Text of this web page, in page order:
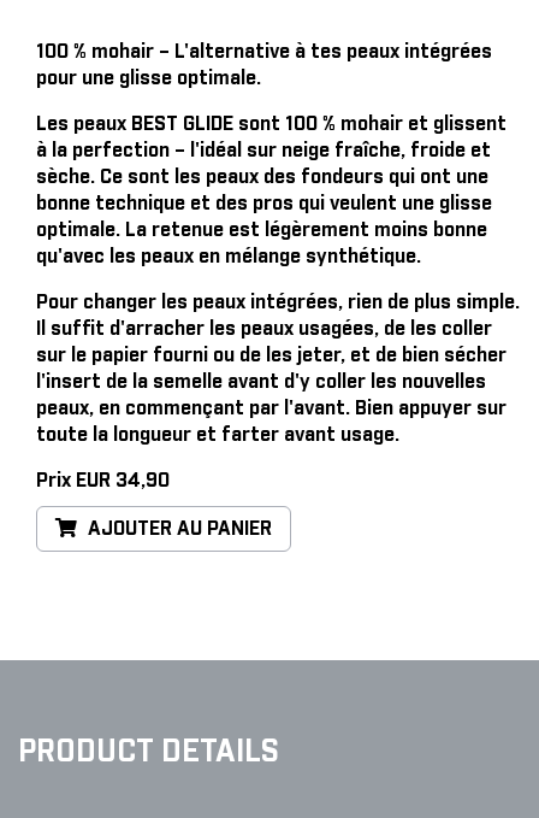
100 % mohair – L'alternative à tes peaux intégrées
pour une glisse optimale.
Les peaux BEST GLIDE sont 100 % mohair et glissent
à la perfection – l'idéal sur neige fraîche, froide et
sèche. Ce sont les peaux des fondeurs qui ont une
bonne technique et des pros qui veulent une glisse
optimale. La retenue est légèrement moins bonne
qu'avec les peaux en mélange synthétique.
Pour changer les peaux intégrées, rien de plus simple.
Il suffit d'arracher les peaux usagées, de les coller
sur le papier fourni ou de les jeter, et de bien sécher
l'insert de la semelle avant d'y coller les nouvelles
peaux, en commençant par l'avant. Bien appuyer sur
toute la longueur et farter avant usage.
Prix EUR 34,90
AJOUTER AU PANIER
PRODUCT DETAILS